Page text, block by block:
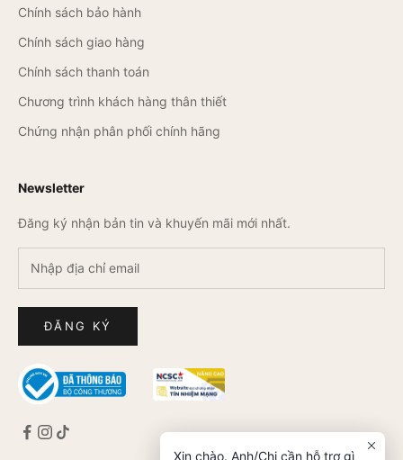
Chính sách bảo hành
Chính sách giao hàng
Chính sách thanh toán
Chương trình khách hàng thân thiết
Chứng nhận phân phối chính hãng
Newsletter
Đăng ký nhận bản tin và khuyến mãi mới nhất.
ĐĂNG KÝ
Xin chào. Anh/Chị cần hỗ trợ gì